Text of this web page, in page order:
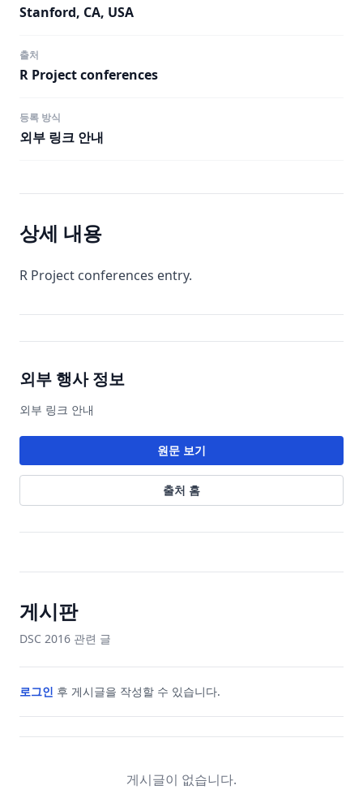
Stanford, CA, USA
출처
R Project conferences
등록 방식
외부 링크 안내
상세 내용
R Project conferences entry.
외부 행사 정보
외부 링크 안내
원문 보기
출처 홈
게시판
DSC 2016 관련 글
로그인 후 게시글을 작성할 수 있습니다.
게시글이 없습니다.